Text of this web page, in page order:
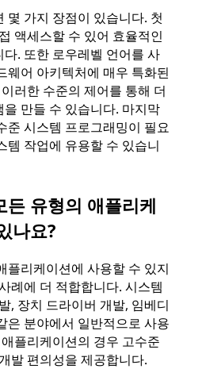
몇 가지 장점이 있습니다. 첫
액세스할 수 있어 효율적인
. 또한 로우레벨 언어를 사
웨어 아키텍처에 매우 특화된
러한 수준의 제어를 통해 더
만들 수 있습니다. 마지막
준 시스템 프로그래밍이 필요
템 작업에 유용할 수 있습니
유형의 애플리케
나요?
플리케이션에 사용할 수 있지
례에 더 적합합니다. 시스템
, 장치 드라이버 개발, 임베디
은 분야에서 일반적으로 사용
플리케이션의 경우 고수준
발 편의성을 제공합니다.